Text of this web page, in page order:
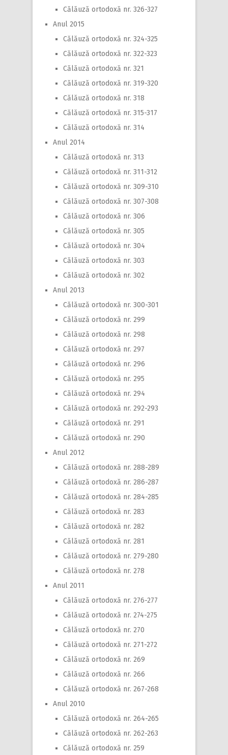
Călăuză ortodoxă nr. 326-327
Anul 2015
Călăuză ortodoxă nr. 324-325
Călăuză ortodoxă nr. 322-323
Călăuză ortodoxă nr. 321
Călăuză ortodoxă nr. 319-320
Călăuză ortodoxă nr. 318
Călăuză ortodoxă nr. 315-317
Călăuză ortodoxă nr. 314
Anul 2014
Călăuză ortodoxă nr. 313
Călăuză ortodoxă nr. 311-312
Călăuză ortodoxă nr. 309-310
Călăuză ortodoxă nr. 307-308
Călăuză ortodoxă nr. 306
Călăuză ortodoxă nr. 305
Călăuză ortodoxă nr. 304
Călăuză ortodoxă nr. 303
Călăuză ortodoxă nr. 302
Anul 2013
Călăuză ortodoxă nr. 300-301
Călăuză ortodoxă nr. 299
Călăuză ortodoxă nr. 298
Călăuză ortodoxă nr. 297
Călăuză ortodoxă nr. 296
Călăuză ortodoxă nr. 295
Călăuză ortodoxă nr. 294
Călăuză ortodoxă nr. 292-293
Călăuză ortodoxă nr. 291
Călăuză ortodoxă nr. 290
Anul 2012
Călăuză ortodoxă nr. 288-289
Călăuză ortodoxă nr. 286-287
Călăuză ortodoxă nr. 284-285
Călăuză ortodoxă nr. 283
Călăuză ortodoxă nr. 282
Călăuză ortodoxă nr. 281
Călăuză ortodoxă nr. 279-280
Călăuză ortodoxă nr. 278
Anul 2011
Călăuză ortodoxă nr. 276-277
Călăuză ortodoxă nr. 274-275
Călăuză ortodoxă nr. 270
Călăuză ortodoxă nr. 271-272
Călăuză ortodoxă nr. 269
Călăuză ortodoxă nr. 266
Călăuză ortodoxă nr. 267-268
Anul 2010
Călăuză ortodoxă nr. 264-265
Călăuză ortodoxă nr. 262-263
Călăuză ortodoxă nr. 259